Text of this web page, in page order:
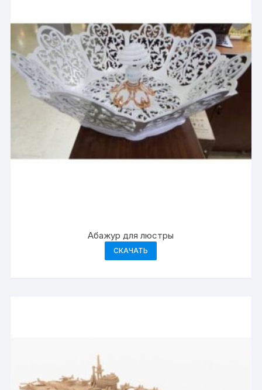
Абажур для люстры
СКАЧАТЬ